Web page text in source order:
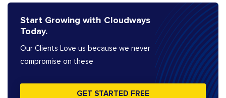
Start Growing with Cloudways
Today.
Our Clients Love us because we never
compromise on these
GET STARTED FREE